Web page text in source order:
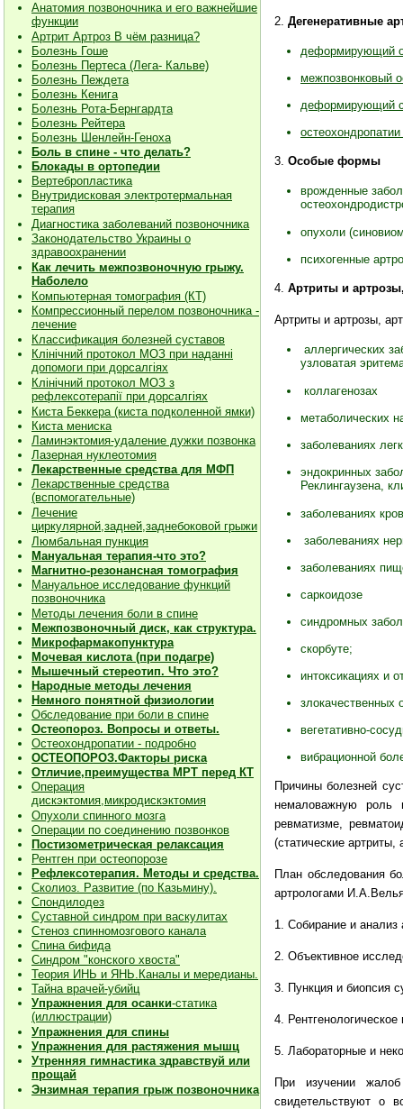
Анатомия позвоночника и его важнейшие
функции
Артрит Артроз В чём разница?
Болезнь Гоше
Болезнь Пертеса (Лега- Кальве)
Болезнь Пеждета
Болезнь Кенига
Болезнь Рота-Бернгардта
Болезнь Рейтера
Болезнь Шенлейн-Геноха
Боль в спине - что делать?
Блокады в ортопедии
Вертебропластика
Внутридисковая электротермальная
терапия
Диагностика заболеваний позвоночника
Законодательство Украины о
здравоохранении
Как лечить межпозвоночную грыжу.
Наболело
Компьютерная томография (КТ)
Компрессионный перелом позвоночника -
лечение
Классификация болезней суставов
Клiнiчний протокол МОЗ при наданнi
допомоги при дорсалгiях
Клiнiчний протокол МОЗ з
рефлексотерапiї при дорсалгіях
Киста Беккера (киста подколенной ямки)
Киста мениска
Ламинэктомия-удаление дужки позвонка
Лазерная нуклеотомия
Лекарственные средства для МФП
Лекарственные средства
(вспомогательные)
Лечение
циркулярной,задней,заднебоковой грыжи
Люмбальная пункция
Мануальная терапия-что это?
Магнитно-резонансная томография
Мануальное исследование функций
позвоночника
Методы лечения боли в спине
Межпозвоночный диск, как структура.
Микрофармакопунктура
Мочевая кислота (при подагре)
Мышечный стереотип. Что это?
Народные методы лечения
Немного понятной физиологии
Обследование при боли в спине
Остеопороз. Вопросы и ответы.
Остеохондропатии - подробно
ОСТЕОПОРОЗ.Факторы риска
Отличие,преимущества МРТ перед КТ
Операция
дискэктомия,микродискэктомия
Опухоли спинного мозга
Операции по соединению позвонков
Постизометрическая релаксация
Рентген при остеопорозе
Рефлексотерапия. Методы и средства.
Сколиоз. Развитие (по Казьмину).
Спондилодез
Суставной синдром при васкулитах
Стеноз спинномозгового канала
Спина бифида
Синдром "конского хвоста"
Теория ИНЬ и ЯНЬ.Каналы и мередианы.
Тайна врачей-убийц
Упражнения для осанки-статика
(иллюстрации)
Упражнения для спины
Упражнения для растяжения мышц
Утренняя гимнастика здравствуй или
прощай
Энзимная терапия грыж позвоночника
2. Дегенеративные
деформирующий
межпозвонковый
деформирующий
3. Особые формы
врожденные
опухоли
психогенные
4. Артриты и
Артриты и артрозы,
аллергических
узловатая
коллагенозах
метаболических
заболеваниях
эндокринных
Реклингаузена,
заболеваниях
заболеваниях
заболеваниях
саркоидозе
синдромных
скорбуте;
интоксикациях и
злокачественных
вегетативно-
вибрационной
Причины болезней
немаловажную роль
ревматизме,
(статические
План обследования
артрологами
1. Собирание и анализ
2. Объективное
3. Пункция и биопсия
4.
5. Лабораторные и
При изучении
свидетельствуют о